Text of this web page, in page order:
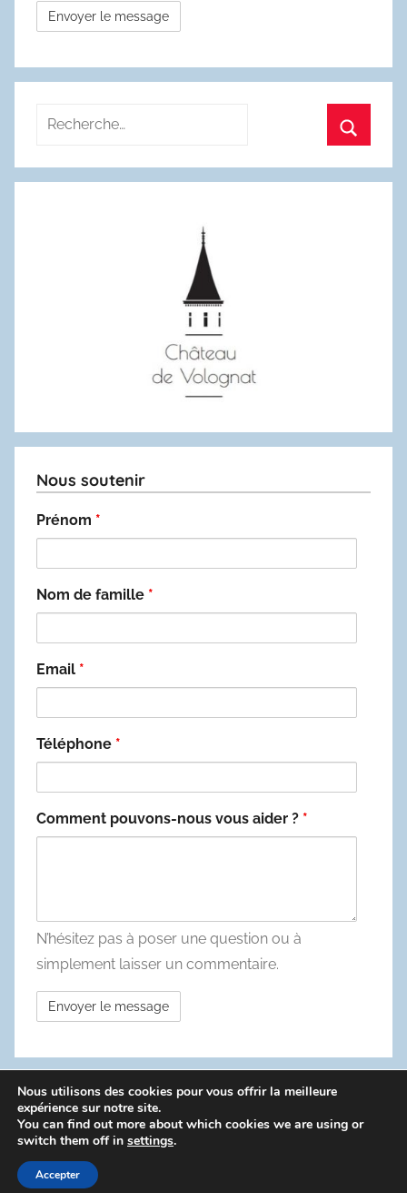
Recherche
:
Nous soutenir
Prénom *
Nom de famille *
Email *
Téléphone *
Comment pouvons-nous vous aider ? *
N’hésitez pas à poser une question ou à
simplement laisser un commentaire.
WordPress Theme: Donovan by ThemeZee.
Politique de confidentialité
Nous utilisons des cookies pour vous offrir la meilleure
expérience sur notre site.
You can find out more about which cookies we are using or
switch them off in settings.
Accepter